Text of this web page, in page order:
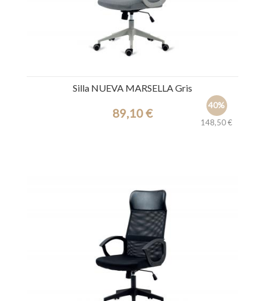
Silla NUEVA MARSELLA Gris
40%
148,50 €
89,10 €